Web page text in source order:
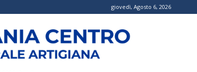
giovedì, Agosto 6, 2026